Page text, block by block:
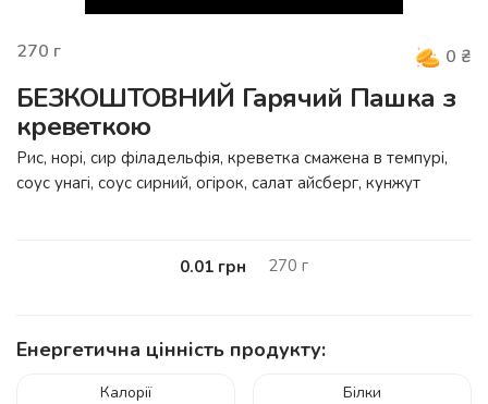
270 г 0 ₴
БЕЗКОШТОВНИЙ Гарячий Пашка з
креветкою
Рис, норі, сир філадельфія, креветка смажена в темпурі,
соус унагі, соус сирний, огірок, салат айсберг, кунжут
0.01 грн 270 г
Енергетична цінність продукту:
Калорії
Білки